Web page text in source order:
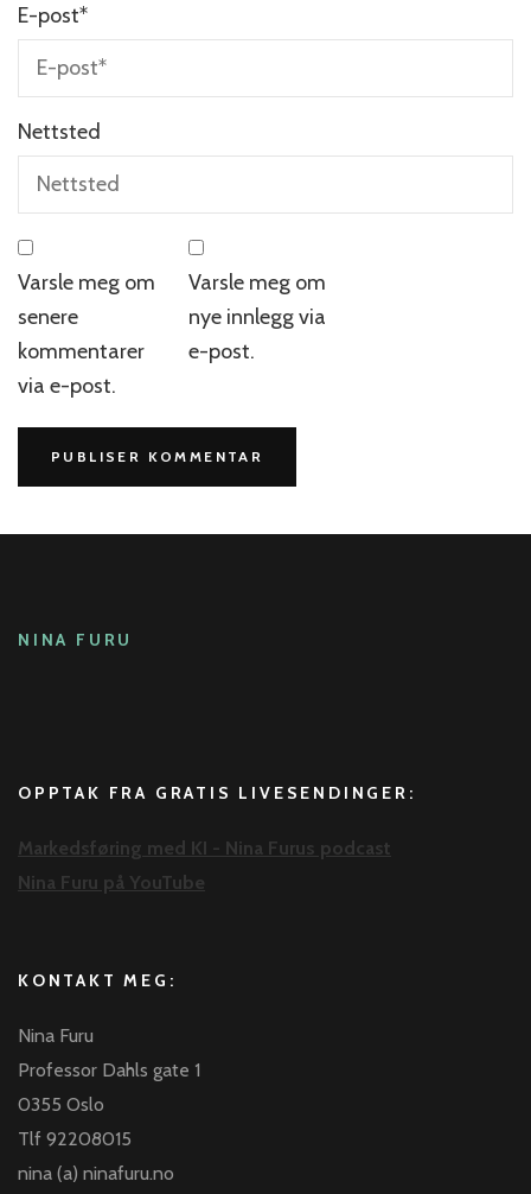
E-post*
Nettsted
Varsle meg om
senere
kommentarer
via e-post.
Varsle meg om
nye innlegg via
e-post.
NINA FURU
OPPTAK FRA GRATIS LIVESENDINGER:
Markedsføring med KI - Nina Furus podcast
Nina Furu på YouTube
KONTAKT MEG:
Nina Furu
Professor Dahls gate 1
0355 Oslo
Tlf 92208015
nina (a) ninafuru.no